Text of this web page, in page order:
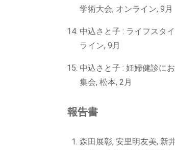
学術大会, オンライン, 9月
中込さと子 : ライフスタ
ライン, 9月
中込さと子 : 妊婦健診に
集会, 松本, 2月
報告書
森田展彰, 安里明友美, 新